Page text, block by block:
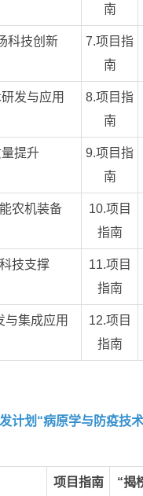
南
科技创新
7.项目指
南
发与应用
8.项目指
南
提升
9.项目指
南
农机装备
10.项目
指南
技支撑
11.项目
指南
与集成应用
12.项目
指南
计划“病原学与防疫技
项目指南
“揭